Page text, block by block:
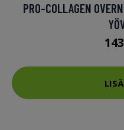
PRO-COLLAGEN